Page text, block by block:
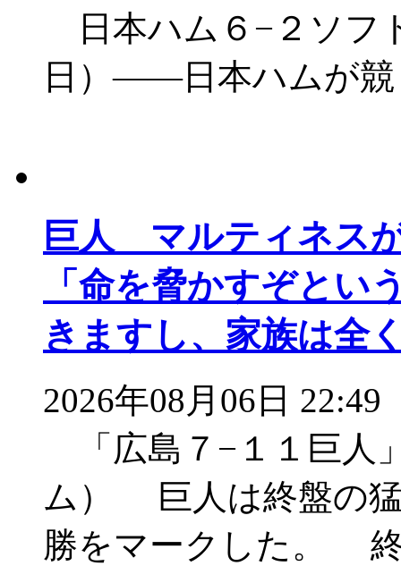
日本ハム６−２ソフ
日）――日本ハムが競
巨人 マルティネス
「命を脅かすぞとい
きますし、家族は全
2026年08月06日 22:49
「広島７−１１巨人
ム） 巨人は終盤の猛
勝をマークした。 終